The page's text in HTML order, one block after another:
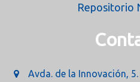
Repositorio
Avda. de la Innovación,